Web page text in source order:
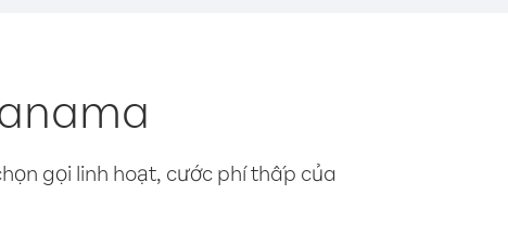
gọi linh hoạt, cước phí thấp của